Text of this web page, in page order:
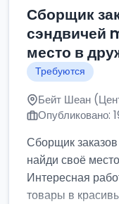
Сборщик
сэндвичей
место в
Требуются
Бейт Шеан
Опубликовано:
Сборщик
найди своё
Интересная
товары в